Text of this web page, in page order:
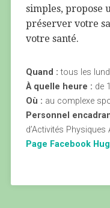
simples, propose
préserver votre
votre santé.
Quand : tous les
À quelle heure : de
Où : au complexe
Personnel
d’Activités Physiques
Page Facebook